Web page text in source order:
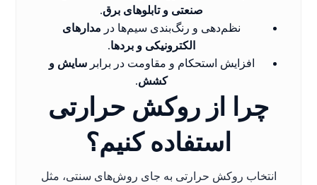
صنعتی و تابلوهای برق.
نظم‌دهی و رنگ‌بندی سیم‌ها در مدارهای
الکترونیکی و بردها.
افزایش استحکام و مقاومت در برابرسایش و
کشش.
چرا از روکش حرارتی
استفاده کنیم؟
انتخاب روکش حرارتی به جای روش‌های سنتی، مثل